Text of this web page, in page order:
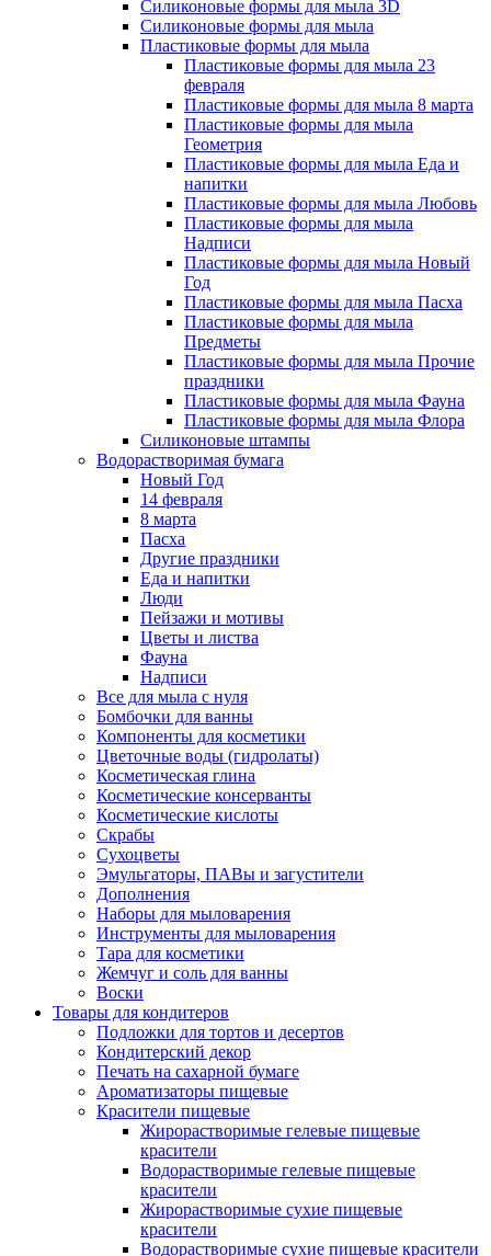
Силиконовые формы для мыла 3D
Силиконовые формы для мыла
Пластиковые формы для мыла
Пластиковые формы для мыла 23
февраля
Пластиковые формы для мыла 8 марта
Пластиковые формы для мыла
Геометрия
Пластиковые формы для мыла Еда и
напитки
Пластиковые формы для мыла Любовь
Пластиковые формы для мыла
Надписи
Пластиковые формы для мыла Новый
Год
Пластиковые формы для мыла Пасха
Пластиковые формы для мыла
Предметы
Пластиковые формы для мыла Прочие
праздники
Пластиковые формы для мыла Фауна
Пластиковые формы для мыла Флора
Силиконовые штампы
Водорастворимая бумага
Новый Год
14 февраля
8 марта
Пасха
Другие праздники
Еда и напитки
Люди
Пейзажи и мотивы
Цветы и листва
Фауна
Надписи
Все для мыла с нуля
Бомбочки для ванны
Компоненты для косметики
Цветочные воды (гидролаты)
Косметическая глина
Косметические консерванты
Косметические кислоты
Скрабы
Сухоцветы
Эмульгаторы, ПАВы и загустители
Дополнения
Наборы для мыловарения
Инструменты для мыловарения
Тара для косметики
Жемчуг и соль для ванны
Воски
Товары для кондитеров
Подложки для тортов и десертов
Кондитерский декор
Печать на сахарной бумаге
Ароматизаторы пищевые
Красители пищевые
Жирорастворимые гелевые пищевые
красители
Водорастворимые гелевые пищевые
красители
Жирорастворимые сухие пищевые
красители
Водорастворимые сухие пищевые красители